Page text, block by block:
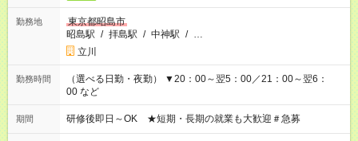
勤務地
東京都昭島市
昭島駅 / 拝島駅 / 中神駅 / …
立川
勤務時間
（選べる日勤・夜勤） ▼20：00～翌5：00／21：00～翌6：
00 など
期間 研修後即日～OK ★短期・長期の就業も大歓迎＃急募